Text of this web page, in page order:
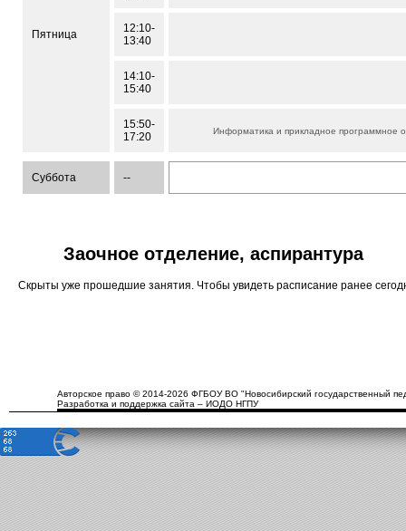
Пятница
12:10-
13:40
14:10-
15:40
15:50-
17:20
Информатика и прикладное программное
Суббота --
Заочное отделение, аспирантура
Скрыты уже прошедшие занятия. Чтобы увидеть расписание ранее
Авторское право © 2014-2026 ФГБОУ ВО "Новосибирский государственный
Разработка и поддержка сайта – ИОДО НГПУ